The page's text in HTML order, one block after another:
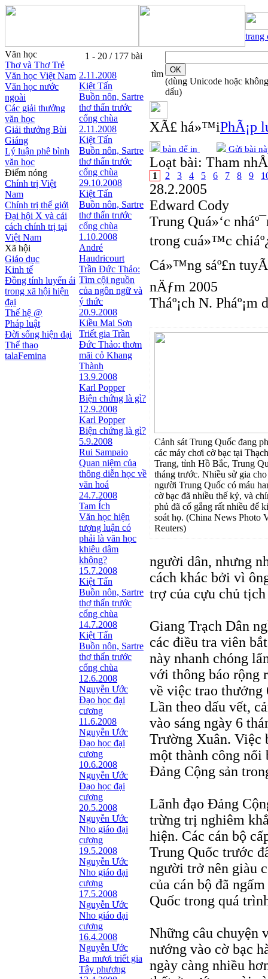
trang
Văn học
Thơ và Thơ Trẻ
Văn học Việt Nam
Văn học nước
ngoài
Các giải thưởng
văn học
Giải thưởng Bùi
Giáng
Lý luận phê bình
văn học
Điểm nóng
Chính trị Việt
Nam
Chính trị thế giới
Đại hội X và cải
cách chính trị tại
Việt Nam
Xã hội
Giáo dục
Kinh tế
Đồng tính luyến ái
trong xã hội hiện
đại
Thế hệ @
Pháp luật
Đời sống hiện đại
Thể thao
talaFemina
1 - 20 / 177 bài
2.11.2008
Kiệt Tấn
Buồn nôn, Sartre
thơ thẩn trước
cổng chùa
2.11.2008
Kiệt Tấn
Buồn nôn, Sartre
thơ thẩn trước
cổng chùa
29.10.2008
Kiệt Tấn
Buồn nôn, Sartre
thơ thẩn trước
cổng chùa
1.10.2008
André
Haudricourt
Trần Đức Thảo:
Tìm cội nguồn
của ngôn ngữ và
ý thức
20.9.2008
Kiều Mai Sơn
Triết gia Trần
Ðức Thảo: thơm
mãi cỏ Khang
Thành
13.9.2008
Karl Popper
Biện chứng là gì?
12.9.2008
Karl Popper
Biện chứng là gì?
5.9.2008
Rui Sampaio
Quan niệm của
thông diễn học về
văn hoá
24.7.2008
Tam Ích
Văn học hiện
tượng luận có
phải là văn học
khiêu dâm
không?
15.7.2008
Kiệt Tấn
Buồn nôn, Sartre
thơ thẩn trước
cổng chùa
14.7.2008
Kiệt Tấn
Buồn nôn, Sartre
thơ thẩn trước
cổng chùa
12.6.2008
Nguyễn Ước
Ðạo học đại
cương
11.6.2008
Nguyễn Ước
Ðạo học đại
cương
10.6.2008
Nguyễn Ước
Ðạo học đại
cương
20.5.2008
Nguyễn Ước
Nho giáo đại
cương
19.5.2008
Nguyễn Ước
Nho giáo đại
cương
17.5.2008
Nguyễn Ước
Nho giáo đại
cương
16.4.2008
Nguyễn Ước
Ba mươi triết gia
Tây phương
tìm
(dùng Unicode hoặc không
dấu)
XÃ£ há»™iPhÃ¡p
bản để in Gửi bài
Loạt bài: Tham
1 2 3 4 5 6 7 8 9
28.2.2005
Edward Cody
Trung Quá»‘c
trong cuá»™c
Cá»™ng sáº£n
nÄƒm 2005
Tháº¡ch N. Pháº¡m
Cảnh sát Trung Quốc đang
các máy chơi cờ bạc tại
Trang, tỉnh Hồ Bắc, Trung
tháng trước. Nhiều sử gia
người Trung Quốc có máu
cờ bạc đã nhiều thế kỷ, và
phủ đã cố gắng rất nhiều để
soát họ. (China News Photo
Reuters)
người dân, nhưng
cách khác bởi vì
trợ của cựu chủ
Giang Trạch Dân
các điều tra viên
này nhanh chóng
với thông báo rộng
về việc trao thưởng
Lần theo dấu vết,
vào sáng ngày 6
Trường Xuân. Việc
một thành công nổi
Đảng Cộng sản
Lãnh đạo Đảng
trừng trị nghiêm
hiện. Các cán bộ
Trung Quốc trước
người trở nên giàu
của cán bộ đã
Quốc trong quá
Những câu chuyện
nướng vào cờ bạc
ngày càng nhiều